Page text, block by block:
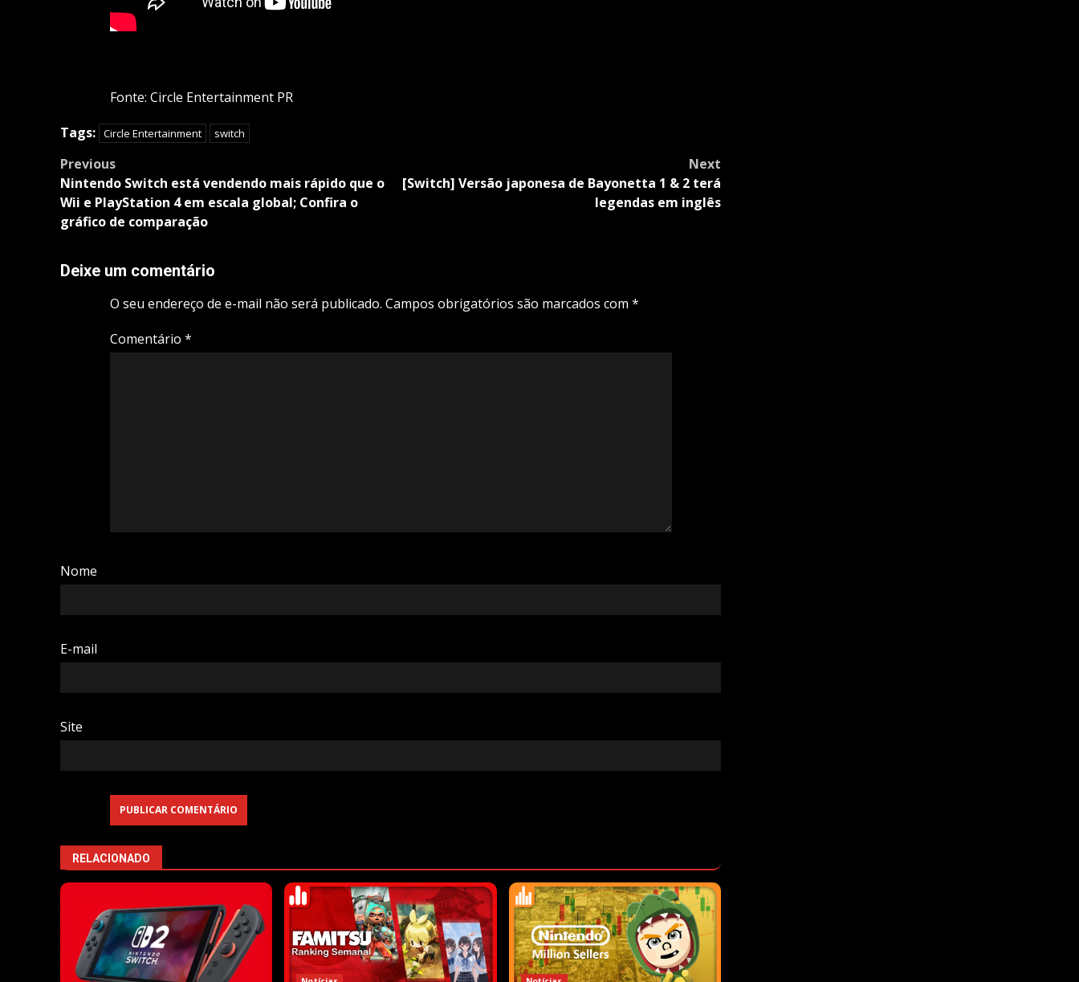
Fonte: Circle Entertainment PR
Tags: Circle Entertainment switch
Post
navigation
Previous
Nintendo Switch está vendendo mais rápido que o
Wii e PlayStation 4 em escala global; Confira o
gráfico de comparação
Next
[Switch] Versão japonesa de Bayonetta 1 & 2 terá
legendas em inglês
Deixe um comentário
O seu endereço de e-mail não será publicado. Campos obrigatórios são marcados com *
Comentário *
Nome
E-mail
Site
RELACIONADO